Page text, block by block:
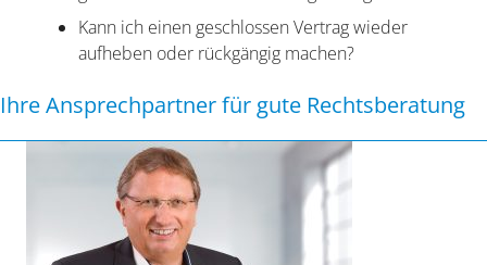
Kann ich einen geschlossen Vertrag wieder
aufheben oder rückgängig machen?
Ihre Ansprechpartner für gute Rechtsberatung